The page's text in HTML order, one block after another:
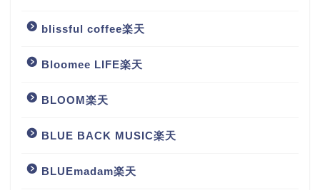
blissful coffee楽天
Bloomee LIFE楽天
BLOOM楽天
BLUE BACK MUSIC楽天
BLUEmadam楽天